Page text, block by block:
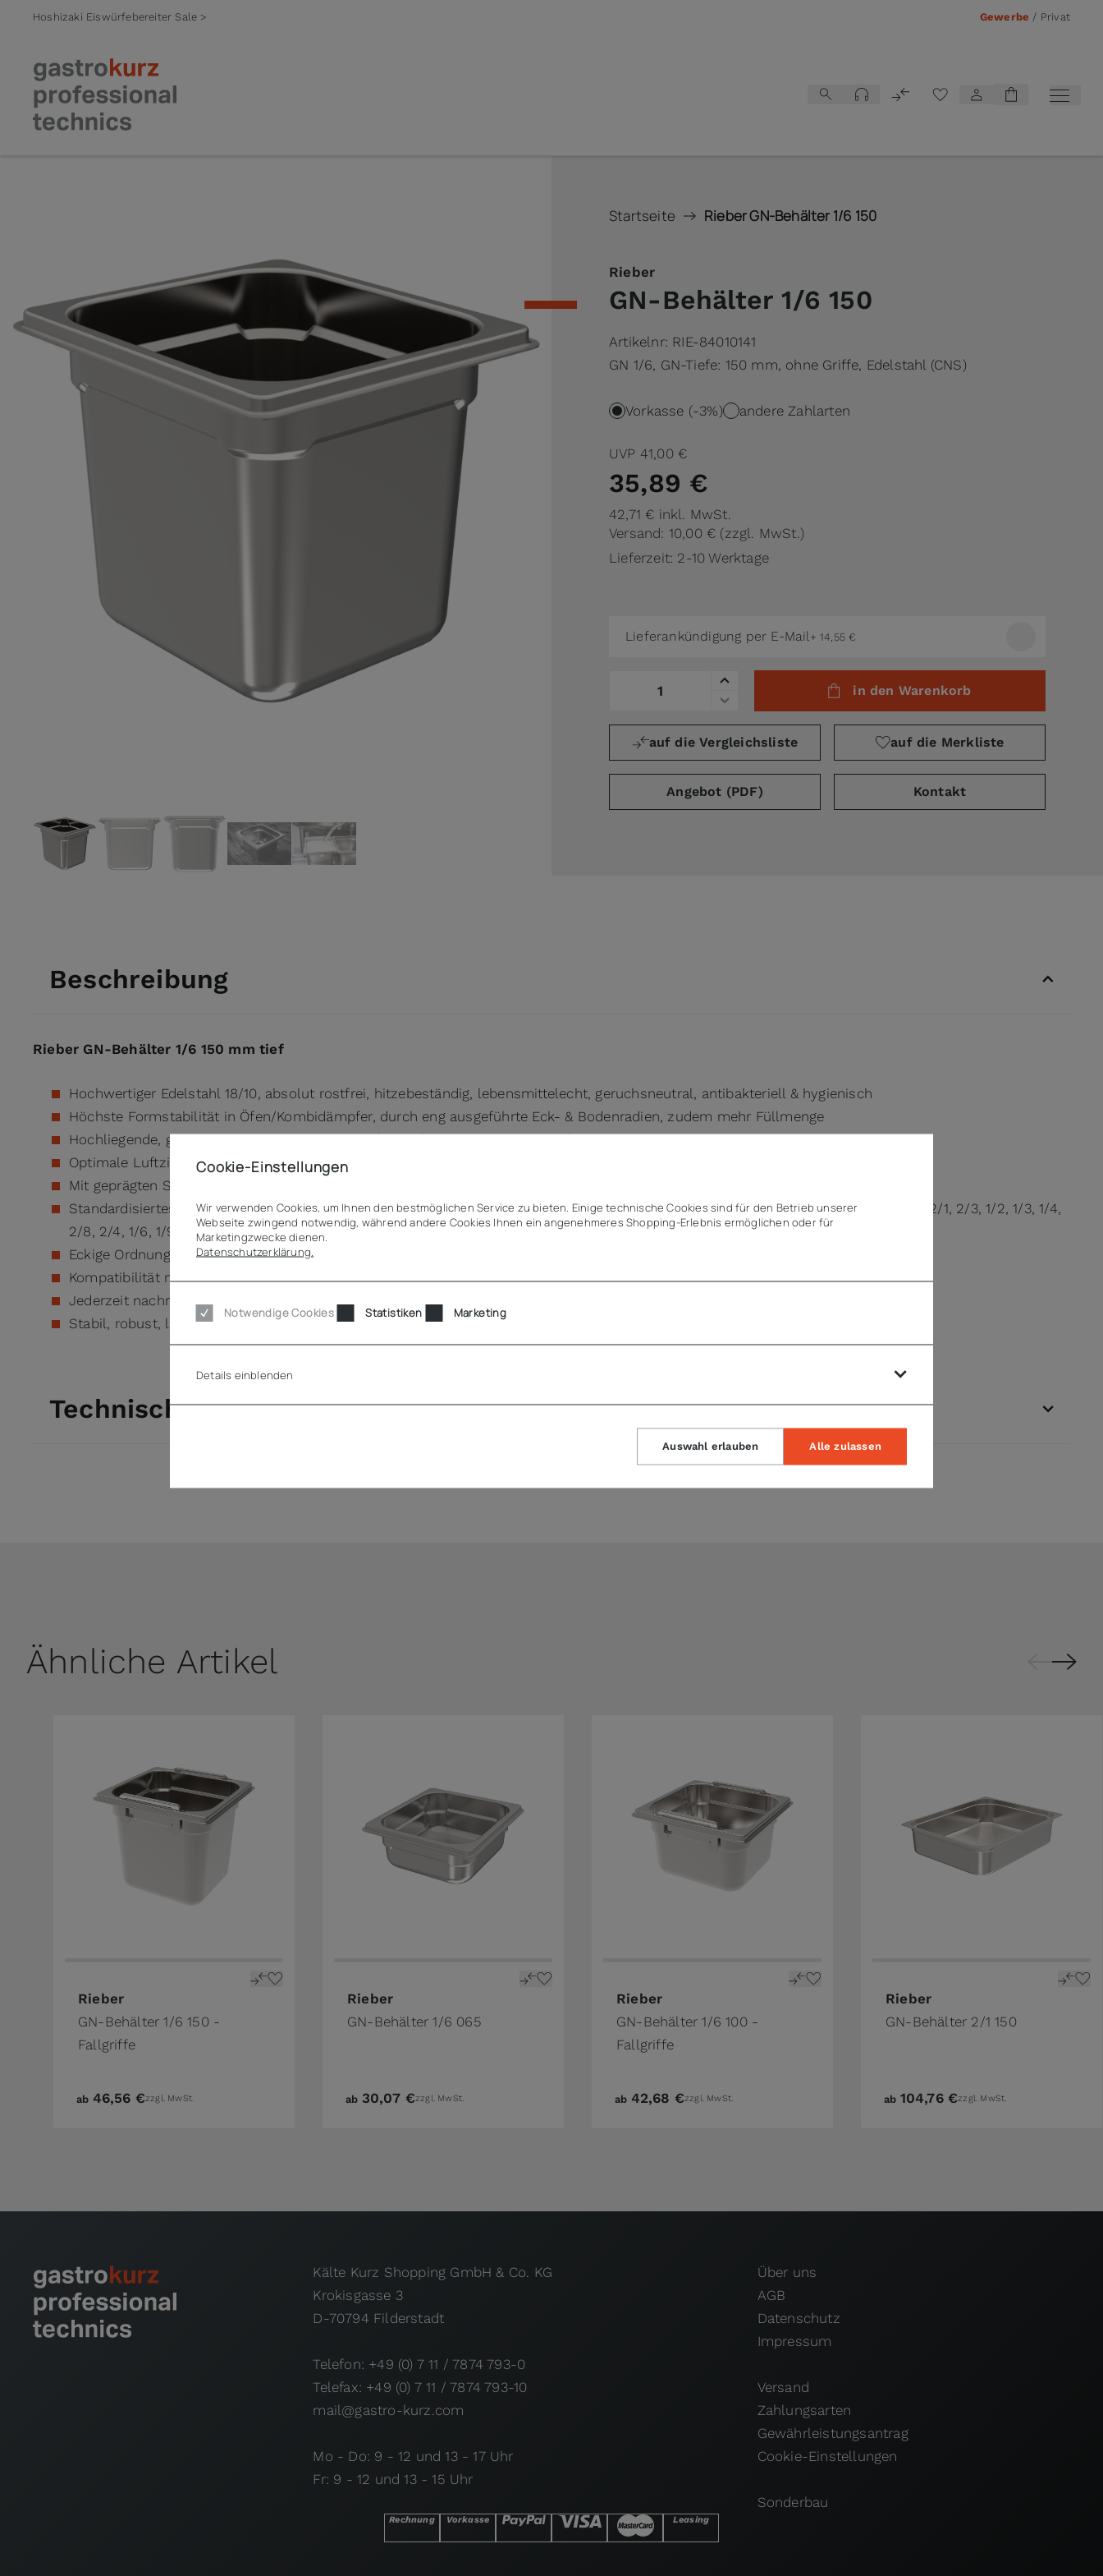
Hoshizaki Eiswürfebereiter Sale > Gewerbe / Privat
View larger imageView larger imageView larger imageView larger imageView larger image
Startseite Rieber GN-Behälter 1/6 150
Rieber
GN-Behälter 1/6 150
Artikelnr: RIE-84010141
GN 1/6, GN-Tiefe: 150 mm, ohne Griffe, Edelstahl (CNS)
Vorkasse (-3%) andere Zahlarten
UVP 41,00 €
35,89 €
42,71 € inkl. MwSt.
Versand: 10,00 € (zzgl. MwSt.)
Lieferzeit: 2-10 Werktage
Lieferankündigung per E-Mail+ 14,55 €
in den Warenkorb
auf die Vergleichsliste auf die Merkliste
Angebot (PDF) Kontakt
Beschreibung
Rieber GN-Behälter 1/6 150 mm tief
Hochwertiger Edelstahl 18/10, absolut rostfrei, hitzebeständig, lebensmittelecht, geruchsneutral, antibakteriell & hygienisch
Höchste Formstabilität in Öfen/Kombidämpfer, durch eng ausgeführte Eck- & Bodenradien, zudem mehr Füllmenge
Hochliegende, gut ausgeprägte Stapelschulter für perfekte Stapelbarkeit, tiefes Einstapeln (platzsparende Lagerung)
Optimale Luftzirkulation durch die spezielle Eckenausführung
Mit geprägten Stapelnasen außen an allen 4 Ecken zum problemlosen Entstapeln & Vereinzeln
Standardisiertes Betriebssytem mit GN 1/1 Grundmaß passt in und auf alle Küchengeräte (weitere Teilungen/Verdoppelungen in GN 2/1, 2/3, 1/2, 1/3, 1/4,
2/8, 2/4, 1/6, 1/9 möglich)
Eckige Ordnungssystematik bietet bis zu 30% Platzgewinn im Vergleich zu runden Behälter/Töpfen
Kompatibilität mit allen GN--Deckelvarianten für Lagerung, Transport, Kochen & Ausgeben
Jederzeit nachrüstbar mit QR-Code Aufkleber für digitale Mehrwegorganisation & Behälter-Rückverfolgbarkeit
Stabil, robust, langlebig & spülmaschinentauglich
Technische Daten
Ähnliche Artikel
Rieber
GN-Behälter 1/6 150 -
Fallgriffe
The price depends on the options chosen on the product page
ab 46,56 €zzgl. MwSt.
Rieber
GN-Behälter 1/6 065
The price depends on the options chosen on the product page
ab 30,07 €zzgl. MwSt.
Rieber
GN-Behälter 1/6 100 -
Fallgriffe
The price depends on the options chosen on the product page
ab 42,68 €zzgl. MwSt.
Rieber
GN-Behälter 2/1 150
The price depends on the
ab 104,76 €zzgl. MwSt.
Kälte Kurz Shopping GmbH & Co. KG
Krokisgasse 3
D-70794 Filderstadt
Telefon: +49 (0) 7 11 / 7874 793-0
Telefax: +49 (0) 7 11 / 7874 793-10
mail@gastro-kurz.com
Mo - Do: 9 - 12 und 13 - 17 Uhr
Fr: 9 - 12 und 13 - 15 Uhr
Über uns
AGB
Datenschutz
Impressum
Versand
Zahlungsarten
Gewährleistungsantrag
Cookie-Einstellungen
Sonderbau
Rechnung Vorkasse Leasing
Cookie-Einstellungen
Wir verwenden Cookies, um Ihnen den bestmöglichen Service zu bieten. Einige technische Cookies sind für den Betrieb unserer
Webseite zwingend notwendig, während andere Cookies Ihnen ein angenehmeres Shopping-Erlebnis ermöglichen oder für
Marketingzwecke dienen.
Datenschutzerklärung.
Notwendige Cookies Statistiken Marketing
Details einblenden
Auswahl erlauben Alle zulassen